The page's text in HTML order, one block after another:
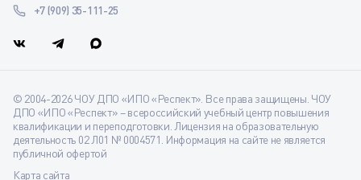
+7 (909) 35-111-25
© 2004-2026 ЧОУ ДПО «ИПО «Респект». Все права защищены. ЧОУ
ДПО «ИПО «Респект» – всероссийский учебный центр повышения
квалификации и переподготовки. Лицензия на образовательную
деятельность 02 Л01 № 0004571. Информация на сайте не является
публичной офертой
Карта сайта